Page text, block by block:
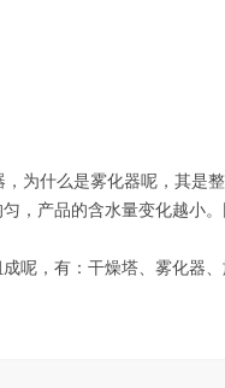
为什么是雾化器呢，其是
，产品的含水量变化越小
呢，有：干燥塔、雾化器、